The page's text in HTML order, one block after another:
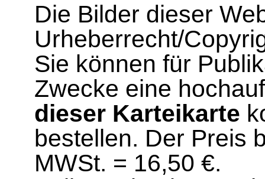
Die Bilder dieser
Urheberrecht/
Sie können für
Zwecke eine
dieser Karteikarte
bestellen. Der Preis
MWSt. = 16,50 €.